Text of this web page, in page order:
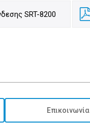
SRT-8200
Επικοινωνία